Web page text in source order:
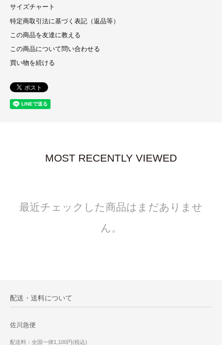
サイズチャート
特定商取引法に基づく表記（返品等）
この商品を友達に教える
この商品について問い合わせる
買い物を続ける
MOST RECENTLY VIEWED
最近チェックした商品はまだありませ
ん。
配送・送料について
佐川急便
配送料：全国一律1,100円(税込)